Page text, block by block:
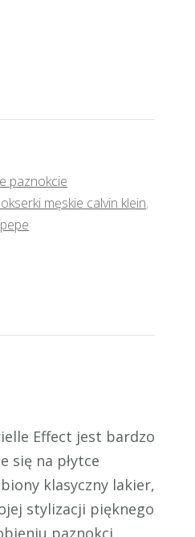
paznokcie
męskie calvin klein,
Effect jest bardzo
się na płytce
klasyczny lakier,
stylizacji pięknego
paznokci